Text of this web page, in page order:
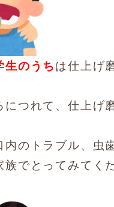
生のうちは仕上げ
つれて、仕上げ
内のトラブル、虫
でとってみてく